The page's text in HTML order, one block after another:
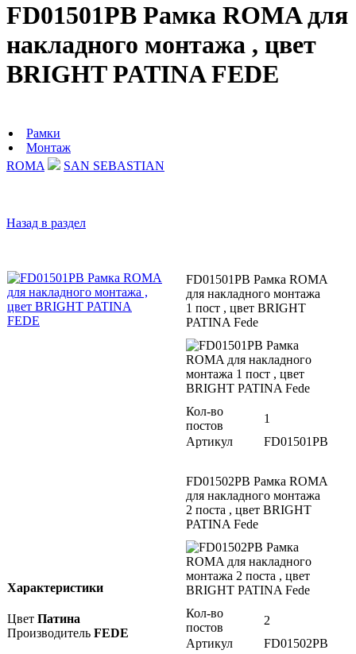
FD01501PB Рамка ROMA для
накладного монтажа , цвет
BRIGHT PATINA FEDE
Рамки
Монтаж
ROMA
SAN SEBASTIAN
Назад в раздел
FD01501PB Рамка ROMA
для накладного монтажа
1 пост , цвет BRIGHT
PATINA Fede
Кол-во
постов
1
Артикул
FD01501PB
FD01502PB Рамка ROMA
для накладного монтажа
2 поста , цвет BRIGHT
PATINA Fede
Кол-во
постов
2
Артикул
FD01502PB
Характеристики
Цвет Патина
Производитель FEDE